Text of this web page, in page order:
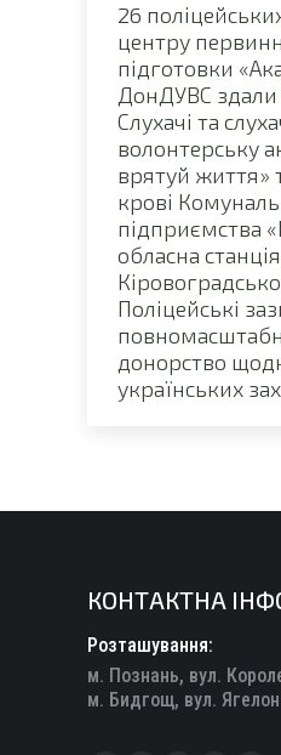
26
центру
підготовки
ДонДУВС здали
Слухачі та
волонтерську
врятуй життя»
крові
підприємства
обласна
Поліцейські
донорство
українських
КОНТАКТНА
Розташування:
м. Познань, вул.
м. Бидгощ, вул.